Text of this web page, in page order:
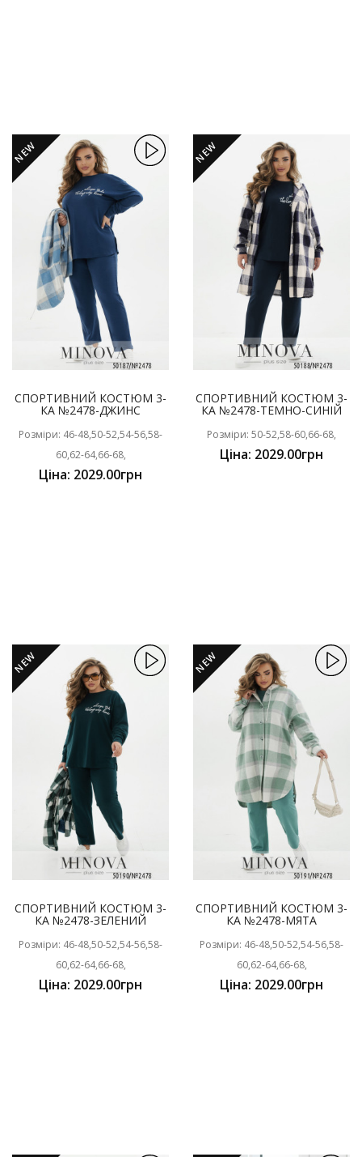
NEW
СПОРТИВНИЙ КОСТЮМ 3-
КА №2478-ДЖИНС
Розміри: 46-48,50-52,54-56,58-
60,62-64,66-68,
Ціна: 2029.00грн
NEW
СПОРТИВНИЙ КОСТЮМ 3-
КА №2478-ТЕМНО-СИНІЙ
Розміри: 50-52,58-60,66-68,
Ціна: 2029.00грн
NEW
СПОРТИВНИЙ КОСТЮМ 3-
КА №2478-ЗЕЛЕНИЙ
Розміри: 46-48,50-52,54-56,58-
60,62-64,66-68,
Ціна: 2029.00грн
NEW
СПОРТИВНИЙ КОСТЮМ 3-
КА №2478-МЯТА
Розміри: 46-48,50-52,54-56,58-
60,62-64,66-68,
Ціна: 2029.00грн